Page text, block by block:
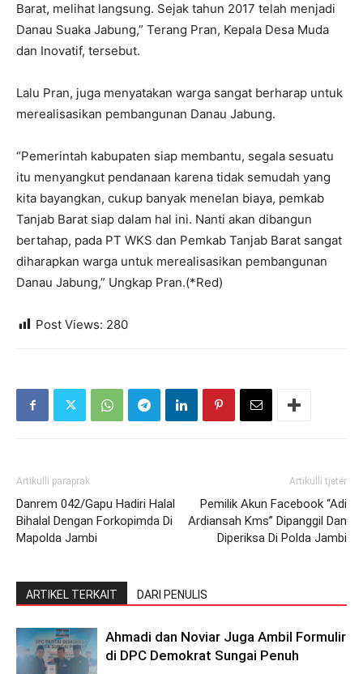
Barat, melihat langsung. Sejak tahun 2017 telah menjadi
Danau Suaka Jabung,” Terang Pran, Kepala Desa Muda
dan Inovatif, tersebut.
Lalu Pran, juga menyatakan warga sangat berharap untuk
merealisasikan pembangunan Danau Jabung.
“Pemerintah kabupaten siap membantu, segala sesuatu
itu menyangkut pendanaan karena tidak semudah yang
kita bayangkan, cukup banyak menelan biaya, pemkab
Tanjab Barat siap dalam hal ini. Nanti akan dibangun
bertahap, pada PT WKS dan Pemkab Tanjab Barat sangat
diharapkan warga untuk merealisasikan pembangunan
Danau Jabung,” Ungkap Pran.(*Red)
Post Views: 280
Artikulli paraprak
Danrem 042/Gapu Hadiri Halal
Bihalal Dengan Forkopimda Di
Mapolda Jambi
Artikulli tjetër
Pemilik Akun Facebook “Adi
Ardiansah Kms” Dipanggil Dan
Diperiksa Di Polda Jambi
ARTIKEL TERKAIT DARI PENULIS
Ahmadi dan Noviar Juga Ambil Formulir
di DPC Demokrat Sungai Penuh